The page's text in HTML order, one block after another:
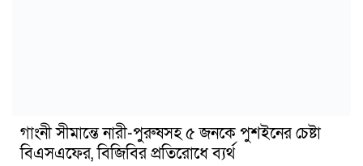
গাংনী সীমান্তে নারী-পুরুষসহ ৫ জনকে পুশইনের চেষ্টা
বিএসএফের, বিজিবির প্রতিরোধে ব্যর্থ